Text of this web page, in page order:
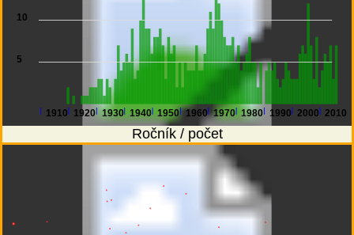
1910 1920 1930 1940 1950 1960 1970 1980 1990 2000 2010
5
10
Ročník / počet